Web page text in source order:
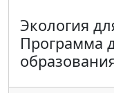
Экология
Программа